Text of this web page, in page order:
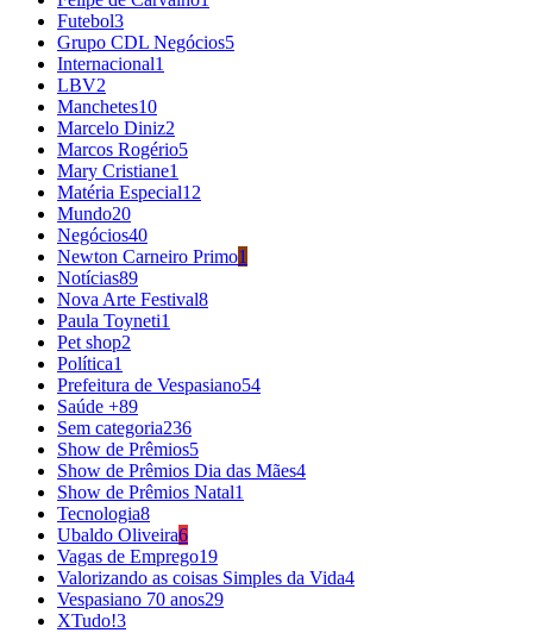
Futebol3
Grupo CDL Negócios5
Internacional1
LBV2
Manchetes10
Marcelo Diniz2
Marcos Rogério5
Mary Cristiane1
Matéria Especial12
Mundo20
Negócios40
Newton Carneiro Primo1
Notícias89
Nova Arte Festival8
Paula Toyneti1
Pet shop2
Política1
Prefeitura de Vespasiano54
Saúde +89
Sem categoria236
Show de Prêmios5
Show de Prêmios Dia das Mães4
Show de Prêmios Natal1
Tecnologia8
Ubaldo Oliveira6
Vagas de Emprego19
Valorizando as coisas Simples da Vida4
Vespasiano 70 anos29
XTudo!3